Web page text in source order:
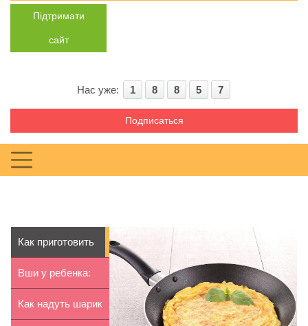
Підтримати
сайт
Нас уже: 1 8 8 5 7
Подписаться
Как приготовить
омлет для
ребенка
Вши у ребенка:
симптомы,
Как надуть шарик